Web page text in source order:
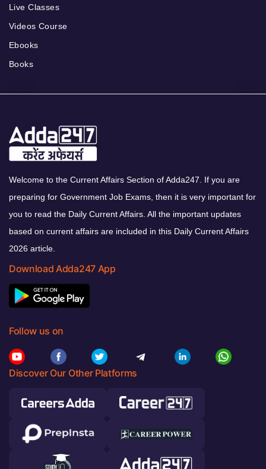
Live Classes
Videos Course
Ebooks
Books
Welcome to the Current Affairs Section of Adda247. If you are
preparing for Government Job Exams, then it is very important for
you to read the Daily Current Affairs. All the important updates
based on current affairs are included in this Daily Current Affairs
2026 article.
Download Adda247 App
Follow us on
Discover Our Other Platforms